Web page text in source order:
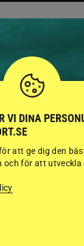
HINGSTAR ONLINE
OCH
VI DINA
att ge dig den
och för att